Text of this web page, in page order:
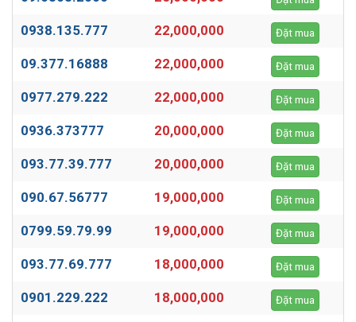
0938.135.777 22,000,000 Đặt mua
09.377.16888 22,000,000 Đặt mua
0977.279.222 22,000,000 Đặt mua
0936.373777 20,000,000 Đặt mua
093.77.39.777 20,000,000 Đặt mua
090.67.56777 19,000,000 Đặt mua
0799.59.79.99 19,000,000 Đặt mua
093.77.69.777 18,000,000 Đặt mua
0901.229.222 18,000,000 Đặt mua